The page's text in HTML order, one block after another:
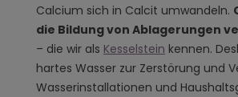
Calcium sich in Calcit umwandeln.
die Bildung von Ablagerungen
– die wir als Kesselstein kennen.
hartes Wasser zur Zerstörung und
Wasserinstallationen und